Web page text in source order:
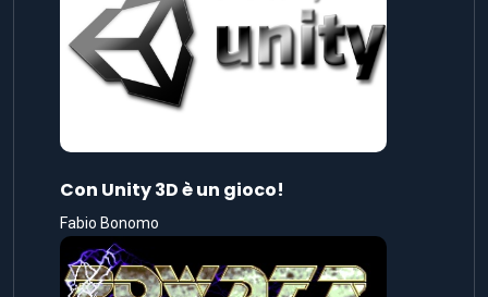
Con Unity 3D è un gioco!
Fabio Bonomo